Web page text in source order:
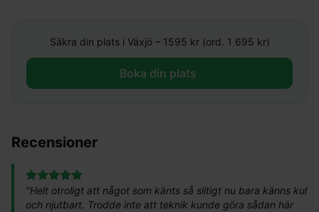
Säkra din plats i Växjö– 1595 kr (ord. 1 695 kr)
Boka din plats ​
Recensioner
"Helt otroligt att något som känts så slitigt nu bara känns kul
och njutbart. Trodde inte att teknik kunde göra sådan här